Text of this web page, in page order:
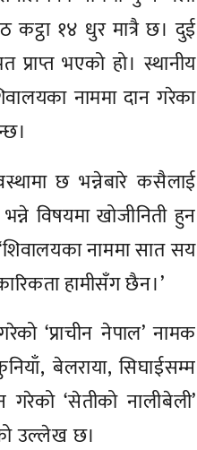
१४ धुर मात्रै छ। दुई
भएको हो। स्थानीय
नाममा दान गरेका
छ भन्नेबारे कसैलाई
विषयमा खोजीनिती हुन
नाममा सात सय
हामीसँग छैन।’
‘प्राचीन नेपाल’ नामक
बेलराया, सिघाईसम्म
‘सेतीको नालीबेली’
उल्लेख छ।